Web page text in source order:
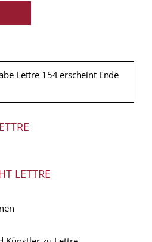
Lettre 154 erscheint Ende
LETTRE